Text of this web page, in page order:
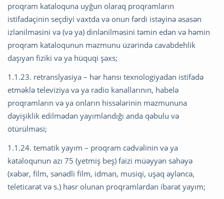
proqram kataloquna uyğun olaraq proqramların
istifadəçinin seçdiyi vaxtda və onun fərdi istəyinə əsasən
izlənilməsini və (və ya) dinlənilməsini təmin edən və həmin
proqram kataloqunun məzmunu üzərində cavabdehlik
daşıyan fiziki və ya hüquqi şəxs;
1.1.23. retranslyasiya – hər hansı texnologiyadan istifadə
etməklə televiziya və ya radio kanallarının, habelə
proqramların və ya onların hissələrinin məzmununa
dəyişiklik edilmədən yayımlandığı anda qəbulu və
ötürülməsi;
1.1.24. tematik yayım – proqram cədvəlinin və ya
kataloqunun azı 75 (yetmiş beş) faizi müəyyən sahəyə
(xəbər, film, sənədli film, idman, musiqi, uşaq əyləncə,
teleticarət və s.) həsr olunan proqramlardan ibarət yayım;